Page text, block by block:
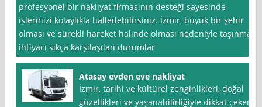
profesyonel bir nakliyat firmasının desteği sayesinde
işlerinizi kolaylıkla halledebilirsiniz. İzmir, büyük bir şehir
olması ve sürekli hareket halinde olması nedeniyle taşınma
ihtiyacı sıkça karşılaşılan durumlar
Atasay evden eve nakliyat
İzmir, tarihi ve kültürel zenginlikleri, doğal
güzellikleri ve yaşanabilirliğiyle dikkat çeken